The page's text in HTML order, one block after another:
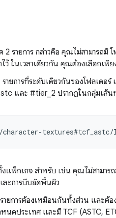
รายการ กล่าวคือ คุณไม่สามารถมี
ในเวลาเดียวกัน คุณต้องเลือกเพีย
การที่ระดับเดียวกันของโฟลเดอร์
และ #tier_2 ปรากฏในกลุ่มเส้น
แพ็กเกจ สำหรับ เช่น คุณไม่สามา
ะการบีบอัดพื้นผิว
ยการต้องเหมือนกันทั้งส่วน และต้
ดประเทศ และมี TCF (ASTC,